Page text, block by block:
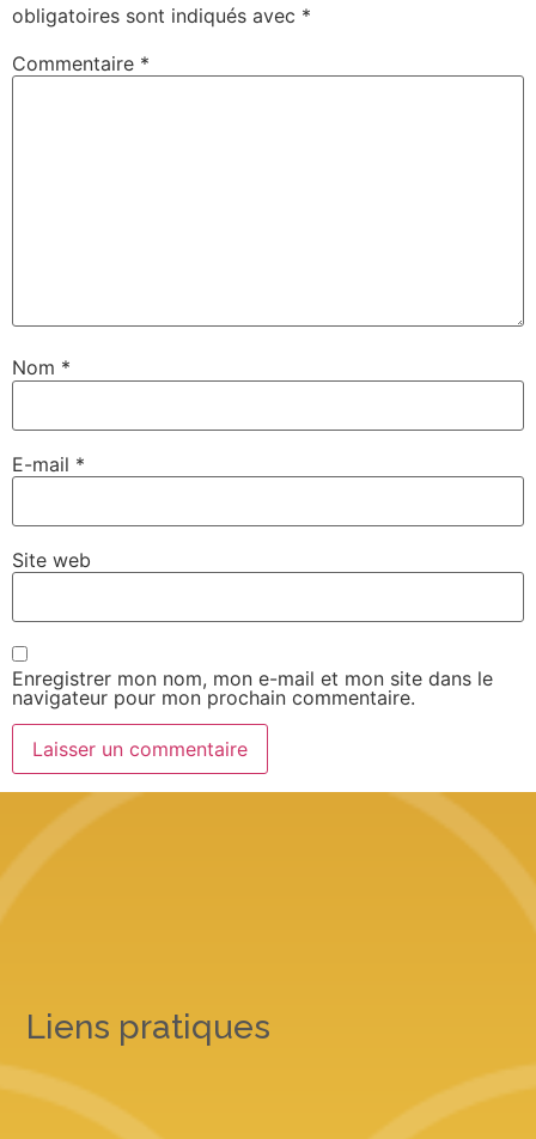
obligatoires sont indiqués avec *
Commentaire *
Nom *
E-mail *
Site web
Enregistrer mon nom, mon e-mail et mon site dans le
navigateur pour mon prochain commentaire.
Liens pratiques